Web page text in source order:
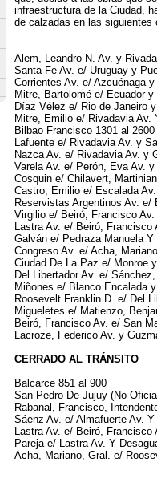
infraestructura de la Ciudad,
de calzadas en las siguientes
Alem, Leandro N. Av. y
Santa Fe Av. e/ Uruguay y
Corrientes Av. e/ Azcuénaga
Mitre, Bartolomé e/ Ecuador y
Díaz Vélez e/ Rio de Janeiro
Mitre, Emilio e/ Rivadavia Av.
Bilbao Francisco 1301 al 2600
Lafuente e/ Rivadavia Av. y
Nazca Av. e/ Rivadavia Av. y
Varela Av. e/ Perón, Eva Av.
Cosquin e/ Chilavert,
Castro, Emilio e/ Escalada
Reservistas Argentinos Av. e/
Virgilio e/ Beiró, Francisco
Lastra Av. e/ Beiró, Francisco
Galván e/ Pedraza Manuela
Congreso Av. e/ Acha,
Ciudad De La Paz e/ Monroe
Del Libertador Av. e/
Miñones e/ Blanco Encalada
Roosevelt Franklin D. e/ Del
Migueletes e/ Matienzo,
Beiró, Francisco Av. e/ San
Lacroze, Federico Av. y
CERRADO AL TRÁNSITO
Balcarce 851 al 900
San Pedro De Jujuy (No
Rabanal, Francisco,
Sáenz Av. e/ Almafuerte Av.
Lastra Av. e/ Beiró, Francisco
Pareja e/ Lastra Av. Y
Acha, Mariano, Gral. e/